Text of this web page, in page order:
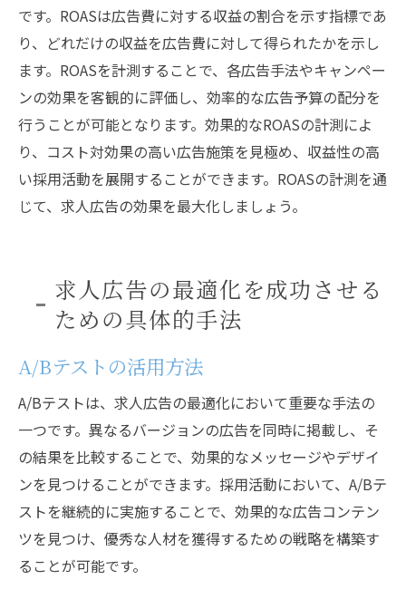
です。ROASは広告費に対する収益の割合を示す指標であ
り、どれだけの収益を広告費に対して得られたかを示し
ます。ROASを計測することで、各広告手法やキャンペー
ンの効果を客観的に評価し、効率的な広告予算の配分を
行うことが可能となります。効果的なROASの計測によ
り、コスト対効果の高い広告施策を見極め、収益性の高
い採用活動を展開することができます。ROASの計測を通
じて、求人広告の効果を最大化しましょう。
求人広告の最適化を成功させる
ための具体的手法
A/Bテストの活用方法
A/Bテストは、求人広告の最適化において重要な手法の
一つです。異なるバージョンの広告を同時に掲載し、そ
の結果を比較することで、効果的なメッセージやデザイ
ンを見つけることができます。採用活動において、A/Bテ
ストを継続的に実施することで、効果的な広告コンテン
ツを見つけ、優秀な人材を獲得するための戦略を構築す
ることが可能です。